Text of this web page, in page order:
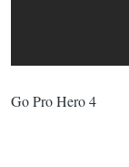
Go Pro Hero 4